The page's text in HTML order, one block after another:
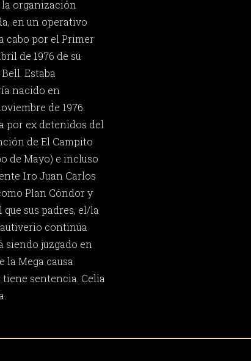
organización
en un operativo
cabo por el Primer
de 1976 de su
Estaba
nacido en
de 1976.
por ex detenidos del
de El Campito
de Mayo) e incluso
1ro Juan Carlos
Plan Cóndor y
sus padres, el/la
continúa
siendo juzgado en
la Mega causa
tiene sentencia. Celia